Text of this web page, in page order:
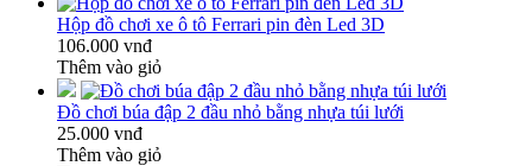
Hộp đồ chơi xe ô tô Ferrari pin đèn Led 3D
106.000 vnđ
Thêm vào giỏ
Đồ chơi búa đập 2 đầu nhỏ bằng nhựa túi lưới
25.000 vnđ
Thêm vào giỏ